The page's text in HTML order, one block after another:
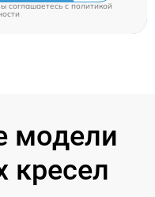
соглашаетесь cполитикой
модели